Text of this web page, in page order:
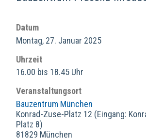
Datum
Montag, 27. Januar 2025
Uhrzeit
16.00 bis 18.45 Uhr
Veranstaltungsort
Bauzentrum München
Konrad-Zuse-Platz 12 (Eingang:
Platz 8)
81829 München